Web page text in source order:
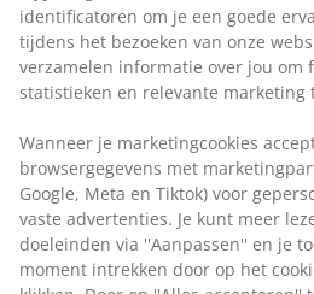
Handdoekrek
Onbeperkt retourneren
Geen tijdslimiet - retourneer in
Prijsgarantie
30 dagen prijsgarantie op alle
Flexibele bezorgopties
Snelle en gemakkelijke
identificatoren om je een goede
tijdens het bezoeken van onze
verzamelen informatie over jou om
statistieken en relevante marketing
Wanneer je marketingcookies
browsergegevens met
Google, Meta en Tiktok) voor
vaste advertenties. Je kunt meer
doeleinden via ''Aanpassen'' en je
moment intrekken door op het